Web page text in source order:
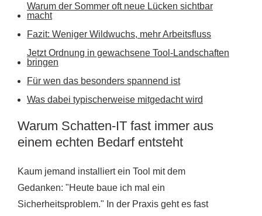
Warum der Sommer oft neue Lücken sichtbar
macht
Fazit: Weniger Wildwuchs, mehr Arbeitsfluss
Jetzt Ordnung in gewachsene Tool-Landschaften
bringen
Für wen das besonders spannend ist
Was dabei typischerweise mitgedacht wird
Warum Schatten-IT fast immer aus
einem echten Bedarf entsteht
Kaum jemand installiert ein Tool mit dem
Gedanken: "Heute baue ich mal ein
Sicherheitsproblem." In der Praxis geht es fast